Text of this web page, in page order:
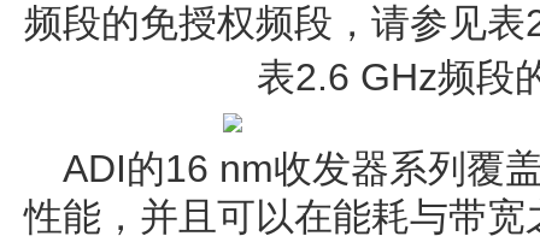
频段的免授权频段，请参见表
表2.6 GHz频段
ADI的16 nm收发器系列覆
性能，并且可以在能耗与带